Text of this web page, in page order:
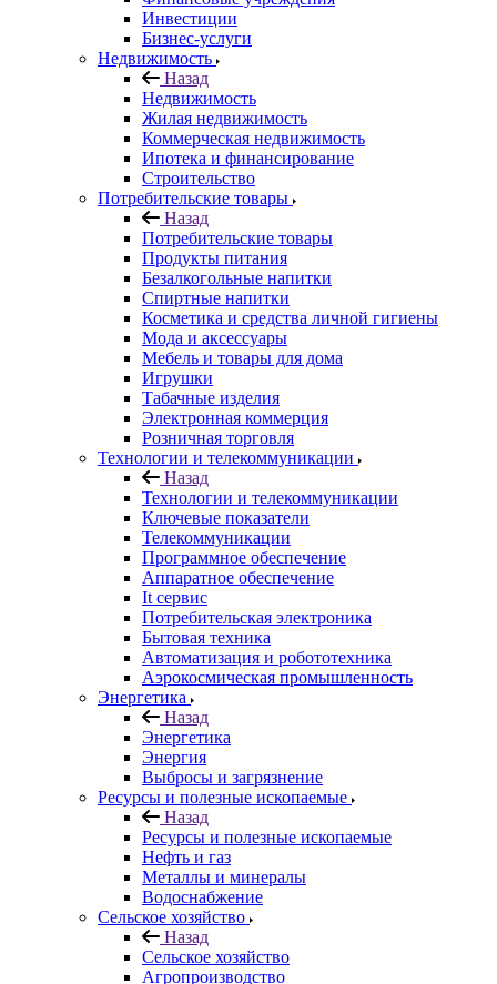
Инвестиции
Бизнес-услуги
Недвижимость
Назад
Недвижимость
Жилая недвижимость
Коммерческая недвижимость
Ипотека и финансирование
Строительство
Потребительские товары
Назад
Потребительские товары
Продукты питания
Безалкогольные напитки
Спиртные напитки
Косметика и средства личной гигиены
Мода и аксессуары
Мебель и товары для дома
Игрушки
Табачные изделия
Электронная коммерция
Розничная торговля
Технологии и телекоммуникации
Назад
Технологии и телекоммуникации
Ключевые показатели
Телекоммуникации
Программное обеспечение
Аппаратное обеспечение
It сервис
Потребительская электроника
Бытовая техника
Автоматизация и робототехника
Аэрокосмическая промышленность
Энергетика
Назад
Энергетика
Энергия
Выбросы и загрязнение
Ресурсы и полезные ископаемые
Назад
Ресурсы и полезные ископаемые
Нефть и газ
Металлы и минералы
Водоснабжение
Сельское хозяйство
Назад
Сельское хозяйство
Агропроизводство